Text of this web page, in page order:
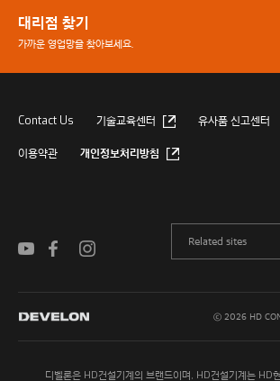
대리점 찾기
가까운 영업망을 찾아보세요.
Contact Us 기술교육센터 유사품 신고센터
이용약관 개인정보처리방침
Related sites
ⓒ 2026 HD
디벨론은 HD건설기계의 브랜드이며, HD건설기계는 HD